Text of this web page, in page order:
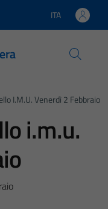
Lingua attiva:
ITA
I.m.u. Venerdì 2 Febbraio
i.m.u.